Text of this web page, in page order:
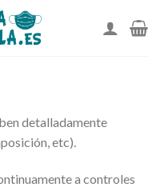
detalladamente
etc).
a controles